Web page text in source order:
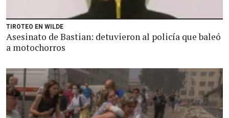
TIROTEO EN WILDE
Asesinato de Bastian: detuvieron al policía que baleó
a motochorros